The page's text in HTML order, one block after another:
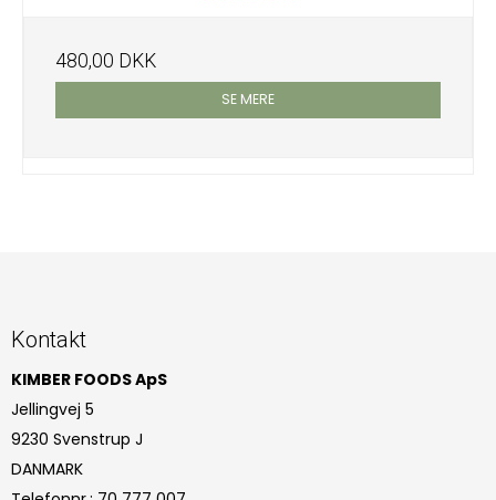
480,00 DKK
SE MERE
Kontakt
KIMBER FOODS ApS
Jellingvej 5
9230 Svenstrup J
DANMARK